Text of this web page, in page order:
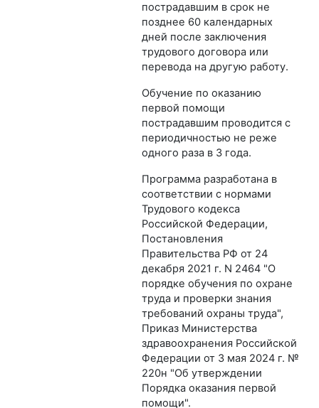
пострадавшим в срок не
позднее 60 календарных
дней после заключения
трудового договора или
перевода на другую работу.
Обучение по оказанию
первой помощи
пострадавшим проводится с
периодичностью не реже
одного раза в 3 года.
Программа разработана в
соответствии с нормами
Трудового кодекса
Российской Федерации,
Постановления
Правительства РФ от 24
декабря 2021 г. N 2464 "О
порядке обучения по охране
труда и проверки знания
требований охраны труда",
Приказ Министерства
здравоохранения Российской
Федерации от 3 мая 2024 г. №
220н "Об утверждении
Порядка оказания первой
помощи".